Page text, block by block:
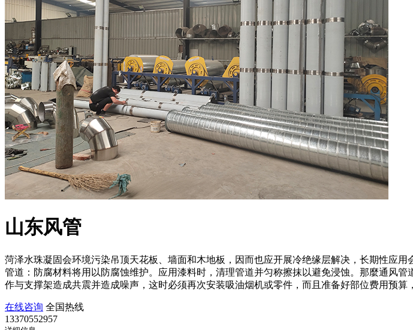
山东风管
菏泽水珠凝固会环境污染吊顶天花板、墙面和木地板，因而也应开展冷绝缘层解决，长期性应
管道：防腐材料将用以防腐蚀维护。应用漆料时，清理管道并匀称擦抹以避免浸蚀。那麼通风
作与支撑架造成共震并造成噪声，这时必须再次安装吸油烟机或零件，而且准备好部位费用预算
在线咨询 全国热线
13370552957